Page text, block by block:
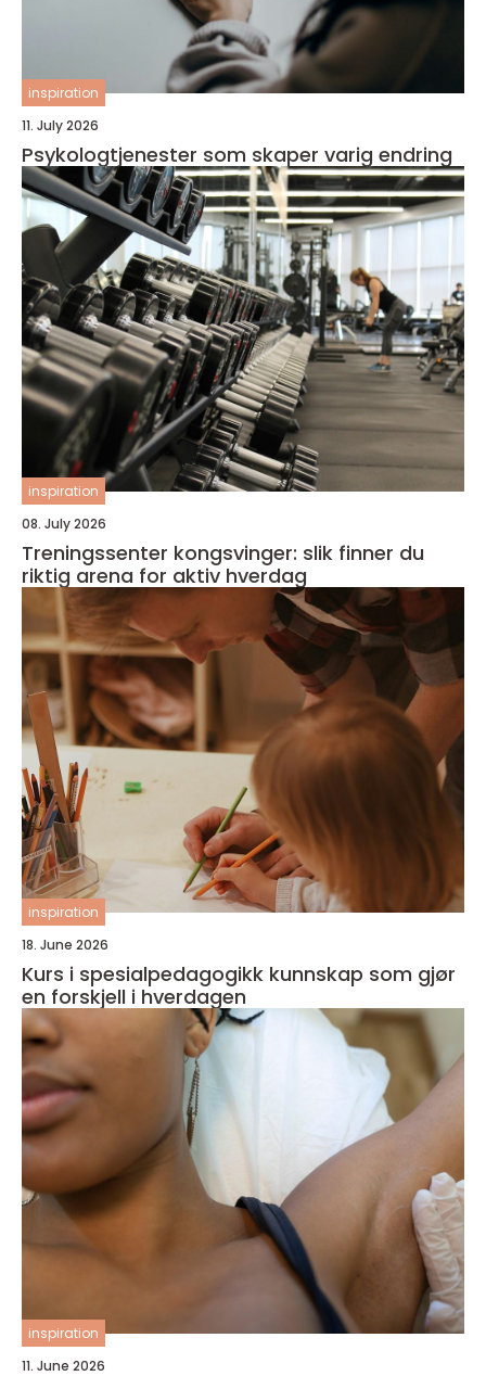
inspiration
11. July 2026
Psykologtjenester som skaper varig endring
inspiration
08. July 2026
Treningssenter kongsvinger: slik finner du
riktig arena for aktiv hverdag
inspiration
18. June 2026
Kurs i spesialpedagogikk kunnskap som gjør
en forskjell i hverdagen
inspiration
11. June 2026